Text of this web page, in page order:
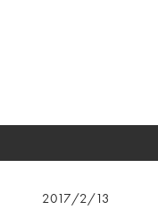
2017/2/13